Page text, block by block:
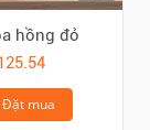
hồng đỏ
Đặt mua